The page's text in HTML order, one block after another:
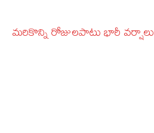
మరికొన్ని రోజులపాటు భారీ వర్షాలు